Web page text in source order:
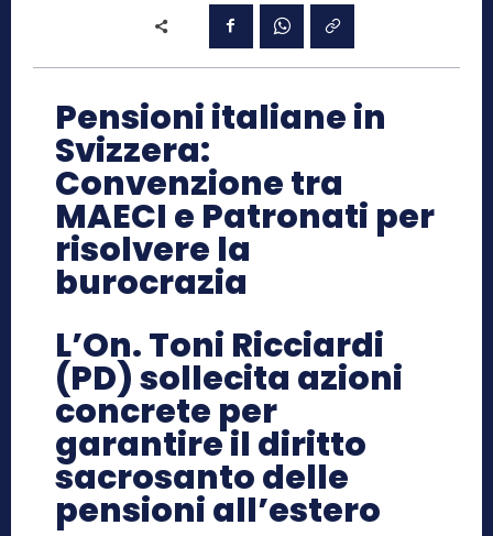
Pensioni italiane in
Svizzera:
Convenzione tra
MAECI e Patronati per
risolvere la
burocrazia
L’On. Toni Ricciardi
(PD) sollecita azioni
concrete per
garantire il diritto
sacrosanto delle
pensioni all’estero